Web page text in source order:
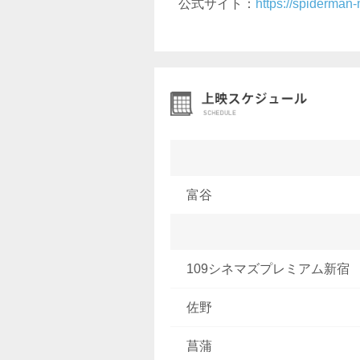
公式サイト： https://
富谷
109シネマズプレミアム新宿
佐野
菖蒲